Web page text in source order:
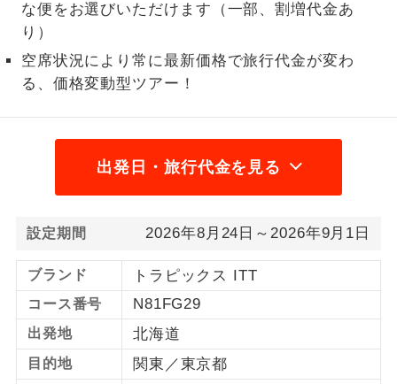
な便をお選びいただけます（一部、割増代金あ
り）
空席状況により常に最新価格で旅行代金が変わ
る、価格変動型ツアー！
出発日・旅行代金を見る
設定期間 2026年8月24日～2026年9月1日
ブランド トラピックス ITT
コース番号 N81FG29
出発地 北海道
目的地 関東／東京都
2名様催行
2名様から出発可能な個人型プランで
おひとり様参
加限定
おひとり様限定でご参加いただけるコー
スです。
ご夫婦限定
ご夫婦限定でご参加いただけるコースで
す。
年齢制限あり
ご参加にあたり年齢に制限があるコース
です。
航空会社指定
利用航空会社が指定なので、ご出発の計
画にとても便利です。